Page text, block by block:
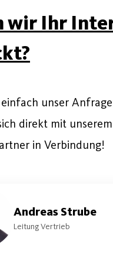
wir Ihr
einfach unser
direkt mit unserem
in Verbindung!
Andreas Strube
Leitung Vertrieb